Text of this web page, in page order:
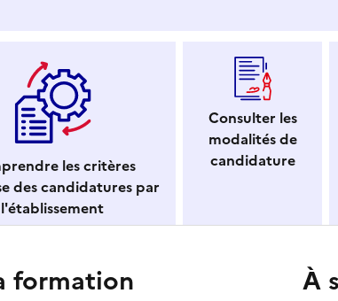
les critères
des candidatures par
l'établissement
Consulter les
modalités de
candidature
formation À